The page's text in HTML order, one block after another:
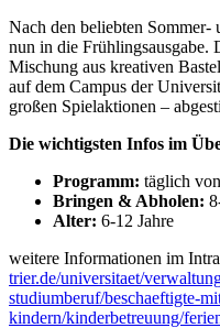
Nach den beliebten
nun in die Frühlingsausgabe.
Mischung aus kreativen
auf dem Campus der
großen Spielaktionen –
Die wichtigsten Infos im
Programm: täglich
Bringen & Abholen:
Alter: 6-12 Jahre
weitere Informationen im
trier.de/universitaet/
studiumberuf/beschaeftigte-
kindern/kinderbetreuung/